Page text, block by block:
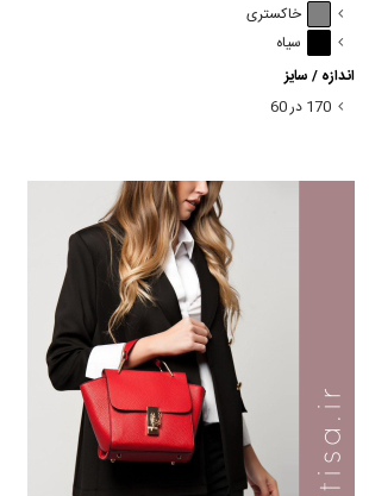
خاکستری
سیاه
اندازه / سایز
170 در 60